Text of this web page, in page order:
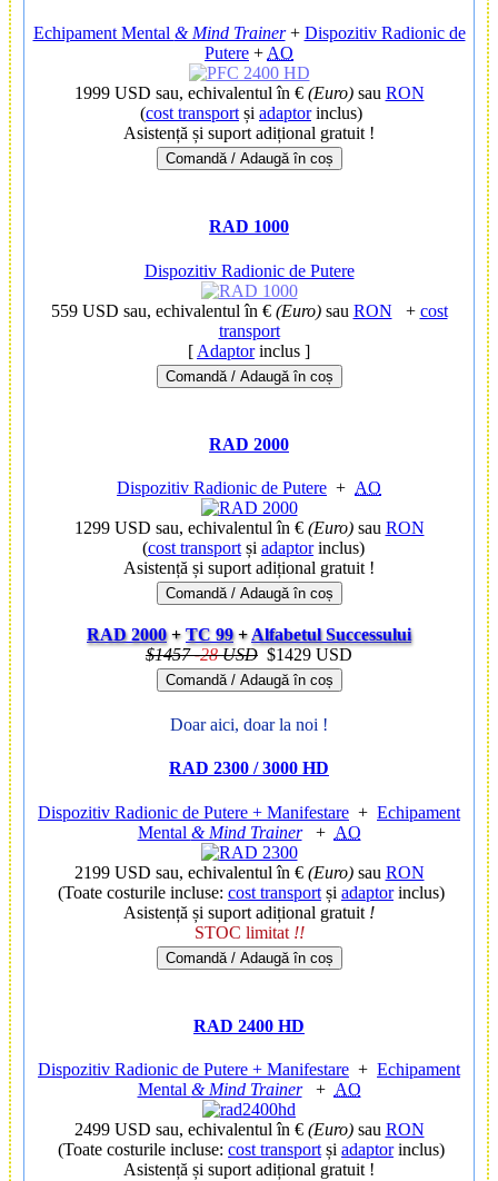
Echipament Mental & Mind Trainer+ Dispozitiv Radionic de
Putere + AO
1999 USD sau, echivalentul în € (Euro)sau RON
(cost transport și adaptorinclus)
Asistență și suport adițional gratuit !
Comandă / Adaugă în coș
RAD 1000
Dispozitiv Radionic de Putere
559 USD sau, echivalentul în € (Euro)sau RON + cost
transport
[ Adaptorinclus ]
Comandă / Adaugă în coș
RAD 2000
Dispozitiv Radionic de Putere + AO
1299 USD sau, echivalentul în € (Euro)sau RON
(cost transport și adaptorinclus)
Asistență și suport adițional gratuit !
Comandă / Adaugă în coș
RAD 2000+ TC 99+ Alfabetul Successului
$1457-28USD $1429 USD
Comandă / Adaugă în coș
Doar aici, doar la noi !
RAD 2300 / 3000 HD
Dispozitiv Radionic de Putere + Manifestare + Echipament
Mental & Mind Trainer+ AO
2199 USD sau, echivalentul în € (Euro)sau RON
(Toate costurile incluse: cost transport și adaptorinclus)
Asistență și suport adițional gratuit !
STOC limitat !!
Comandă / Adaugă în coș
RAD 2400 HD
Dispozitiv Radionic de Putere + Manifestare + Echipament
Mental & Mind Trainer+ AO
2499 USD sau, echivalentul în € (Euro)sau RON
(Toate costurile incluse: cost transport și adaptorinclus)
Asistență și suport adițional gratuit !